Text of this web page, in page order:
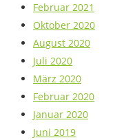
Februar 2021
Oktober 2020
August 2020
Juli 2020
März 2020
Februar 2020
Januar 2020
Juni 2019